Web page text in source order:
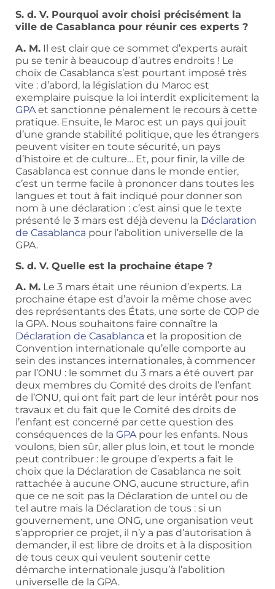
S. d. V. Pourquoi avoir choisi précisément la
ville de Casablanca pour réunir ces experts ?
A. M. Il est clair que ce sommet d’experts aurait
pu se tenir à beaucoup d’autres endroits ! Le
choix de Casablanca s’est pourtant imposé très
vite : d’abord, la législation du Maroc est
exemplaire puisque la loi interdit explicitement la
GPA et sanctionne pénalement le recours à cette
pratique. Ensuite, le Maroc est un pays qui jouit
d’une grande stabilité politique, que les étrangers
peuvent visiter en toute sécurité, un pays
d’histoire et de culture… Et, pour finir, la ville de
Casablanca est connue dans le monde entier,
c’est un terme facile à prononcer dans toutes les
langues et tout à fait indiqué pour donner son
nom à une déclaration : c’est ainsi que le texte
présenté le 3 mars est déjà devenu la Déclaration
de Casablanca pour l’abolition universelle de la
GPA.
S. d. V. Quelle est la prochaine étape ?
A. M. Le 3 mars était une réunion d’experts. La
prochaine étape est d’avoir la même chose avec
des représentants des États, une sorte de COP de
la GPA. Nous souhaitons faire connaître la
Déclaration de Casablanca et la proposition de
Convention internationale qu’elle comporte au
sein des instances internationales, à commencer
par l’ONU : le sommet du 3 mars a été ouvert par
deux membres du Comité des droits de l’enfant
de l’ONU, qui ont fait part de leur intérêt pour nos
travaux et du fait que le Comité des droits de
l’enfant est concerné par cette question des
conséquences de la GPApour les enfants. Nous
voulons, bien sûr, aller plus loin, et tout le monde
peut contribuer : le groupe d’experts a fait le
choix que la Déclaration de Casablanca ne soit
rattachée à aucune ONG, aucune structure, afin
que ce ne soit pas la Déclaration de untel ou de
tel autre mais la Déclaration de tous : si un
gouvernement, une ONG, une organisation veut
s’approprier ce projet, il n’y a pas d’autorisation à
demander, il est libre de droits et à la disposition
de tous ceux qui veulent soutenir cette
démarche internationale jusqu’à l’abolition
universelle de la GPA.